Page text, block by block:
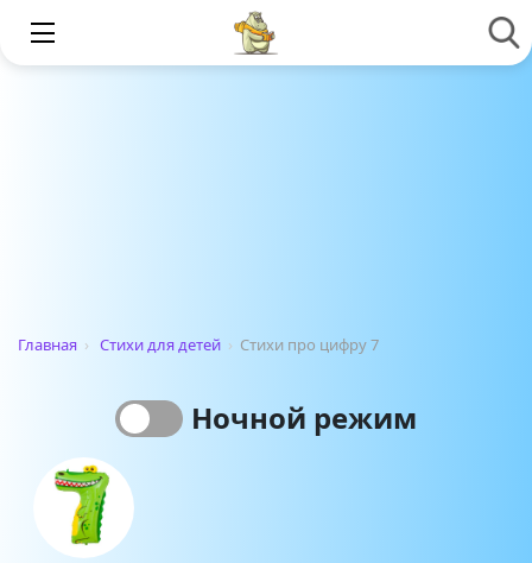
Главная › Стихи для детей › Стихи про цифру 7
Ночной режим